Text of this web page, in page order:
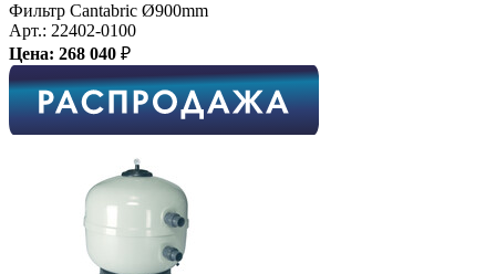
Фильтр Cantabric Ø900mm
Арт.: 22402-0100
Цена: 268 040 ₽